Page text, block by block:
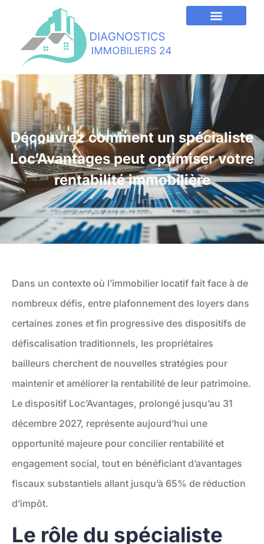
Découvrez comment un spécialiste
Loc’Avantages peut optimiser votre
rentabilité immobilière
Dans un contexte où l’immobilier locatif fait face à de
nombreux défis, entre plafonnement des loyers dans
certaines zones et fin progressive des dispositifs de
défiscalisation traditionnels, les propriétaires
bailleurs cherchent de nouvelles stratégies pour
maintenir et améliorer la rentabilité de leur patrimoine.
Le dispositif Loc’Avantages, prolongé jusqu’au 31
décembre 2027, représente aujourd’hui une
opportunité majeure pour concilier rentabilité et
engagement social, tout en bénéficiant d’avantages
fiscaux substantiels allant jusqu’à 65% de réduction
d’impôt.
Le rôle du spécialiste